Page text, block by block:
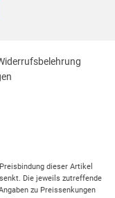
dieser Artikel
Die jeweils zutreffende
zu Preissenkungen